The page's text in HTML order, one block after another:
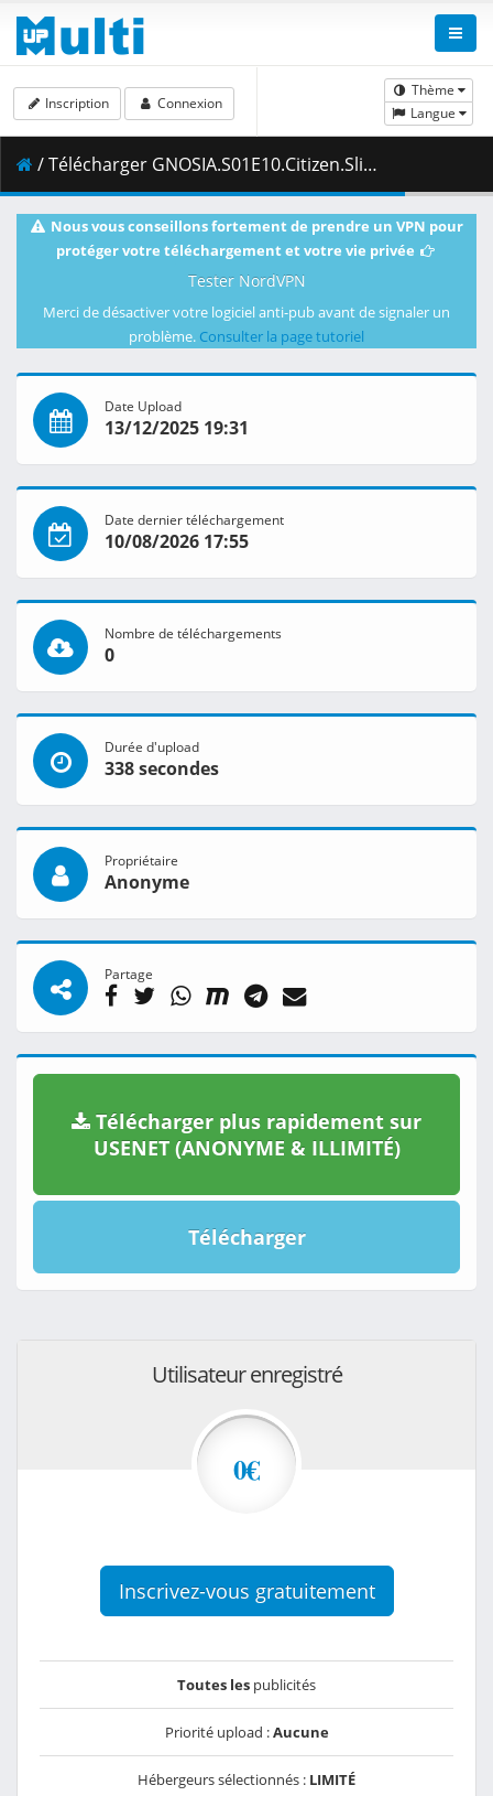
Thème
Langue
Inscription Connexion
/ Télécharger GNOSIA.S01E10.Citizen.Slime.1080p.CR.WEB-DL.AAC2.0.H.264-VARYG.mkv.002 ( 482.13 MB )
Nous vous conseillons fortement de prendre un VPN pour
protéger votre téléchargement et votre vie privée
Tester NordVPN
Merci de désactiver votre logiciel anti-pub avant de signaler un
problème. Consulter la page tutoriel
Date Upload
13/12/2025 19:31
Date dernier téléchargement
10/08/2026 17:55
Nombre de téléchargements
0
Durée d'upload
338 secondes
Propriétaire
Anonyme
Partage
Télécharger plus rapidement sur
USENET (ANONYME & ILLIMITÉ)
Télécharger
Utilisateur enregistré
0€
Inscrivez-vous gratuitement
Toutes les publicités
Priorité upload :Aucune
Hébergeurs sélectionnés : LIMITÉ